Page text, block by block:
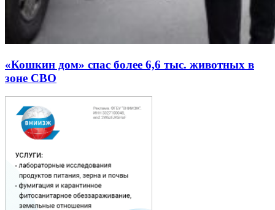
«Кошкин дом» спас более 6,6 тыс. животных в
зоне СВО